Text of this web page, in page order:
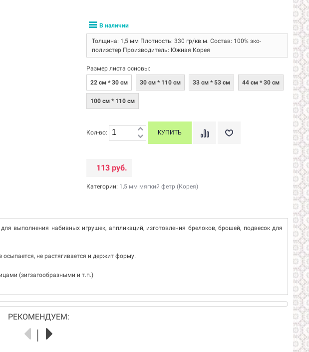
В наличии
Толщина: 1,5 мм Плотность: 330 гр/кв.м. Состав: 100% эко-
полиэстер Производитель: Южная Корея
Размер листа основы:
22 см * 30 см
30 см * 110 см 33 см * 53 см 44 см * 30 см
100 см * 110 см
Кол-во:
113 руб.
Категории: 1,5 мм мягкий фетр (Корея)
выполнения набивных игрушек, аппликаций, изготовления брелоков, брошей, подвесок для
не растягивается и держит форму.
(зигзагообразными и т.п.)
РЕКОМЕНДУЕМ: